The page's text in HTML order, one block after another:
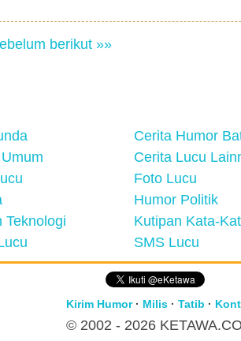
berikut »»
Cerita Humor
Cerita Lucu
Foto Lucu
Humor Politik
Teknologi Kutipan Kata-
SMS Lucu
Kirim Humor· Milis · Tatib ·
© 2002 - 2026